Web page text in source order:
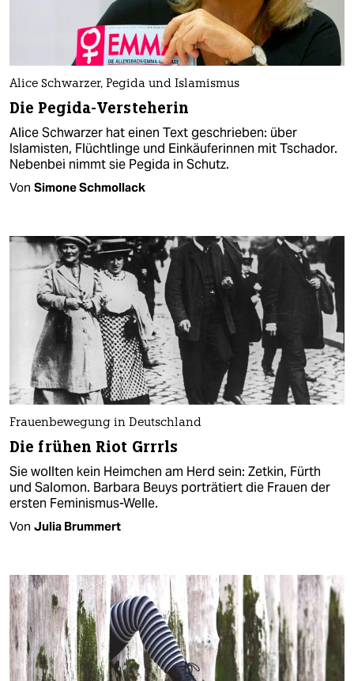
Alice Schwarzer, Pegida und Islamismus
Die Pegida-Versteherin
Alice Schwarzer hat einen Text geschrieben: über
Islamisten, Flüchtlinge und Einkäuferinnen mit Tschador.
Nebenbei nimmt sie Pegida in Schutz.
Von Simone Schmollack
Frauenbewegung in Deutschland
Die frühen Riot Grrrls
Sie wollten kein Heimchen am Herd sein: Zetkin, Fürth
und Salomon. Barbara Beuys porträtiert die Frauen der
ersten Feminismus-Welle.
Von Julia Brummert